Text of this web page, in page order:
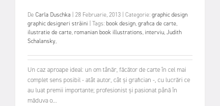
De Carla Duschka | 28 Februarie, 2013 | Categorie:graphic design
graphic designeri străini | Tags:book design,grafica de carte,
ilustratie de carte,romanian book illustrations, interviu,Judith
Schalansky,
Un caz aproape ideal: un om tânăr, făcător de carte în cel mai
complet sens posibil - atât autor, cât și grafician -, cu lucrări ce
au luat premii importante; profesionist și pasionat până în
măduva o...